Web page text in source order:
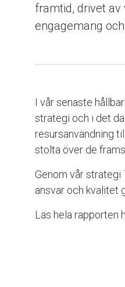
framtid, drivet av
engagemang
I vår senaste
strategi och i det
resursanvändning
stolta över de
Genom vår strategi
ansvar och kvalitet
Läs hela rapporten